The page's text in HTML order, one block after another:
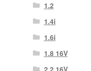
1.2
1.4i
1.6i
1.8 16V